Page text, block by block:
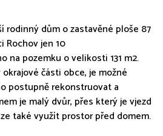
rodinný dům o zastavěné ploše 87
Rochov jen 10
na pozemku o velikosti 131 m2.
části obce, je možné
postupně rekonstruovat a
je malý dvůr, přes který je vjezd
také využít prostor před domem.